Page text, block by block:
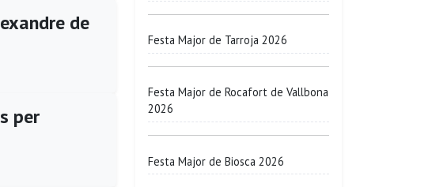
de
per
Festa Major de Tarroja 2026
Festa Major de Rocafort de Vallbona
2026
Festa Major de Biosca 2026